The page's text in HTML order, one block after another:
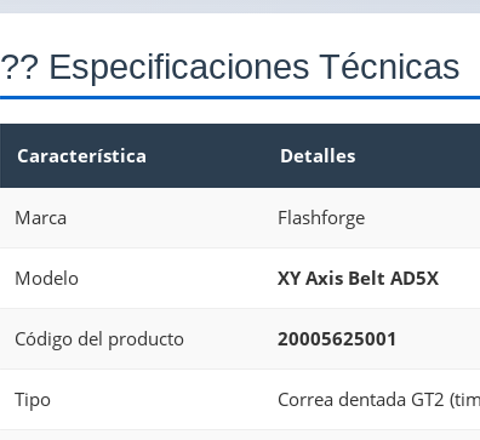
?? Especificaciones Técnicas
Característica Detalles
Marca Flashforge
Modelo XY Axis Belt AD5X
Código del producto 20005625001
Tipo Correa dentada GT2